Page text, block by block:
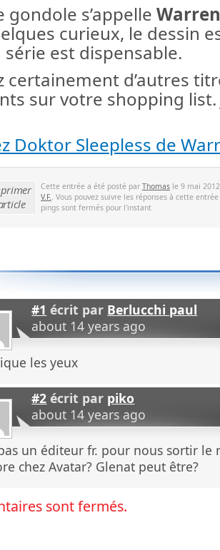
gondole s’appelle
curieux, le dessin
est dispensable.
certainement d’autres
sur votre shopping list.
Doktor Sleepless de
Cette entrée a été posté par Thomas le 9 mai
V.F.. Vous pouvez suivre les réponses à cette
pings sont fermés pour l'instant
#1 écrit par Berlucchi paul
about 14 years ago
les yeux
#2 écrit par piko
about 14 years ago
un éditeur fr. pour nous sortir le
chez Avatar? Glenat peut être?
sont fermés.